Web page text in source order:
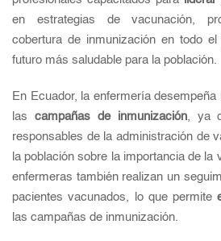
en estrategias de vacunación,
cobertura de inmunización en todo
futuro más saludable para la población.
En Ecuador, la enfermería desempeña
las campañas de inmunización, ya
responsables de la administración de
la población sobre la importancia de la
enfermeras también realizan un
pacientes vacunados, lo que permite
las campañas de inmunización.